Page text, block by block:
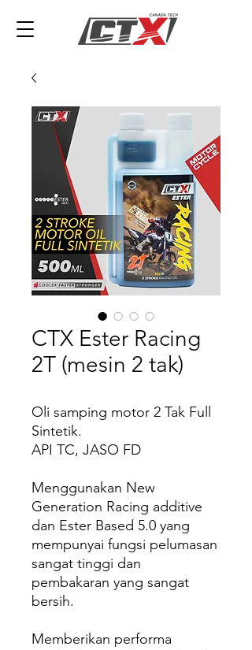
CTX Ester Racing
2T (mesin 2 tak)
Oli samping motor 2 Tak Full
Sintetik.
API TC, JASO FD
Menggunakan New
Generation Racing additive
dan Ester Based 5.0 yang
mempunyai fungsi pelumasan
sangat tinggi dan
pembakaran yang sangat
bersih.
Memberikan performa